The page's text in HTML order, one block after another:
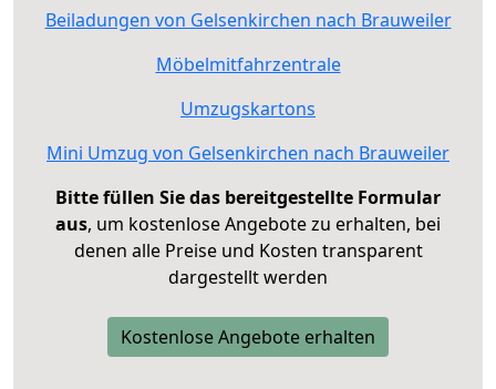
Beiladungen von Gelsenkirchen nach Brauweiler
Möbelmitfahrzentrale
Umzugskartons
Mini Umzug von Gelsenkirchen nach Brauweiler
Bitte füllen Sie das bereitgestellte Formular
aus, um kostenlose Angebote zu erhalten, bei
denen alle Preise und Kosten transparent
dargestellt werden
Kostenlose Angebote erhalten